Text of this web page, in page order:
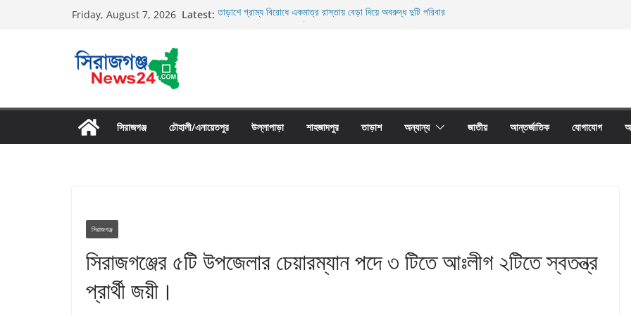
Friday, August 7, 2026 Latest: তাড়াশে গ্রাম্য বিরোধে একমাত্র রাস্তায় বেড়া দিয়ে অবরুদ্ধ দুটি পরিবার
সিরাজগঞ্জ চৌহালী/এনায়েতপুর উল্লাপাড়া শাহজাদপুর তাড়াশ অন্যান্য জাতীয় আন্তর্জাতিক যোগাযোগ
সিরাজগঞ্জ
সিরাজগঞ্জের ৫টি উপজেলার চেয়ারম্যান পদে ৩ টিতে আঃলীগ ২টিতে স্বতন্ত্র
প্রার্থী জয়ী।